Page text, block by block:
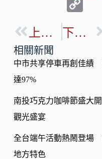
b
o
p
Li
k
上一篇 下一篇
相關新聞
中市共享停車再創佳績
達97%
南投巧克力咖啡節盛大
觀光盛宴
全台端午活動熱鬧登場
地方特色